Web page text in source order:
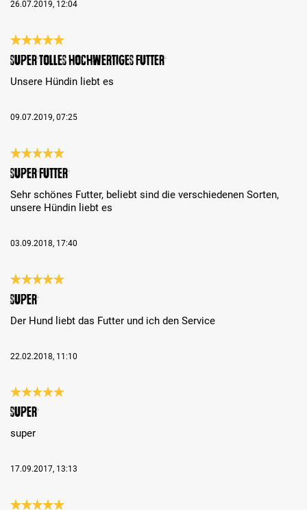
26.07.2019, 12:04
Reseña con calificación de 5 de 5 estrellas
Super tolles hochwertiges Futter
Unsere Hündin liebt es
09.07.2019, 07:25
Reseña con calificación de 5 de 5 estrellas
super Futter
Sehr schönes Futter, beliebt sind die verschiedenen Sorten,
unsere Hündin liebt es
03.09.2018, 17:40
Reseña con calificación de 5 de 5 estrellas
Super
Der Hund liebt das Futter und ich den Service
22.02.2018, 11:10
Reseña con calificación de 5 de 5 estrellas
super
super
17.09.2017, 13:13